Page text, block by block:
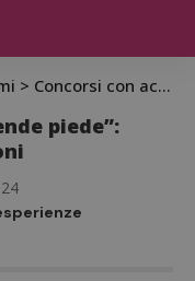
> Concorsi con acquisto
piede”: